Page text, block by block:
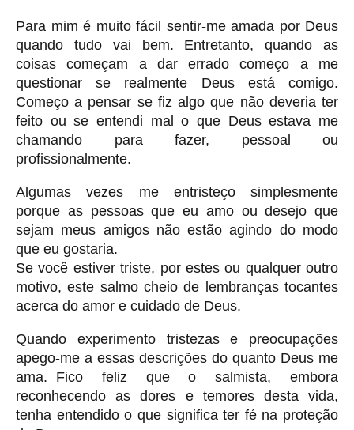
Para mim é muito fácil sentir-me amada por Deus
quando tudo vai bem. Entretanto, quando as
coisas começam a dar errado começo a me
questionar se realmente Deus está comigo.
Começo a pensar se fiz algo que não deveria ter
feito ou se entendi mal o que Deus estava me
chamando para fazer, pessoal ou
profissionalmente.
Algumas vezes me entristeço simplesmente
porque as pessoas que eu amo ou desejo que
sejam meus amigos não estão agindo do modo
que eu gostaria.
Se você estiver triste, por estes ou qualquer outro
motivo, este salmo cheio de lembranças tocantes
acerca do amor e cuidado de Deus.
Quando experimento tristezas e preocupações
apego-me a essas descrições do quanto Deus me
ama. Fico feliz que o salmista, embora
reconhecendo as dores e temores desta vida,
tenha entendido o que significa ter fé na proteção